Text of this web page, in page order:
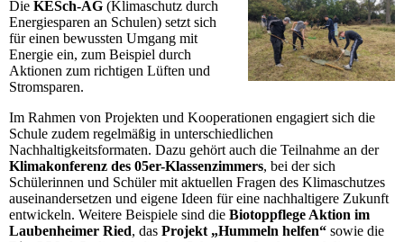
Die KESch-AG (Klimaschutz durch
Energiesparen an Schulen) setzt sich
für einen bewussten Umgang mit
Energie ein, zum Beispiel durch
Aktionen zum richtigen Lüften und
Stromsparen.
Im Rahmen von Projekten und Kooperationen engagiert sich die
Schule zudem regelmäßig in unterschiedlichen
Nachhaltigkeitsformaten. Dazu gehört auch die Teilnahme an der
Klimakonferenz des 05er-Klassenzimmers, bei der sich
Schülerinnen und Schüler mit aktuellen Fragen des Klimaschutzes
auseinandersetzen und eigene Ideen für eine nachhaltigere Zukunft
entwickeln. Weitere Beispiele sind die Biotoppflege Aktion im
Laubenheimer Ried, das Projekt „Hummeln helfen“ sowie die